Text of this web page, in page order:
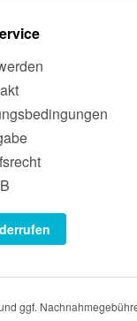
ggf.